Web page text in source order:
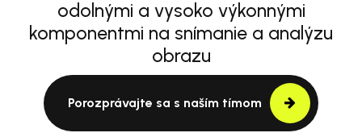
odolnými a vysoko výkonnými
komponentmi na snímanie a analýzu
obrazu
Porozprávajte sa s naším tímom